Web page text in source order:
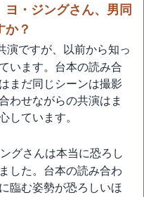
・ジングさん、男同
か？
演ですが、以前から知っ
います。台本の読み合
まだ同じシーンは撮影
わせながらの共演はま
しています。
ングさんは本当に恐ろし
した。台本の読み合わ
臨む姿勢が恐ろしいほ